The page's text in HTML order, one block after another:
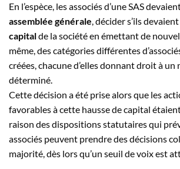
En l’espèce, les associés d’une SAS
assemblée générale, décider s’ils devaient
capitalde la société en émettant de
même, des catégories différentes
créées, chacune d’elles donnant droit à
déterminé.
Cette décision a été prise alors que les
favorables à cette hausse de capital
raison des dispositions statutaires qui
associés peuvent prendre des décisions
majorité, dès lors qu’un seuil de voix est